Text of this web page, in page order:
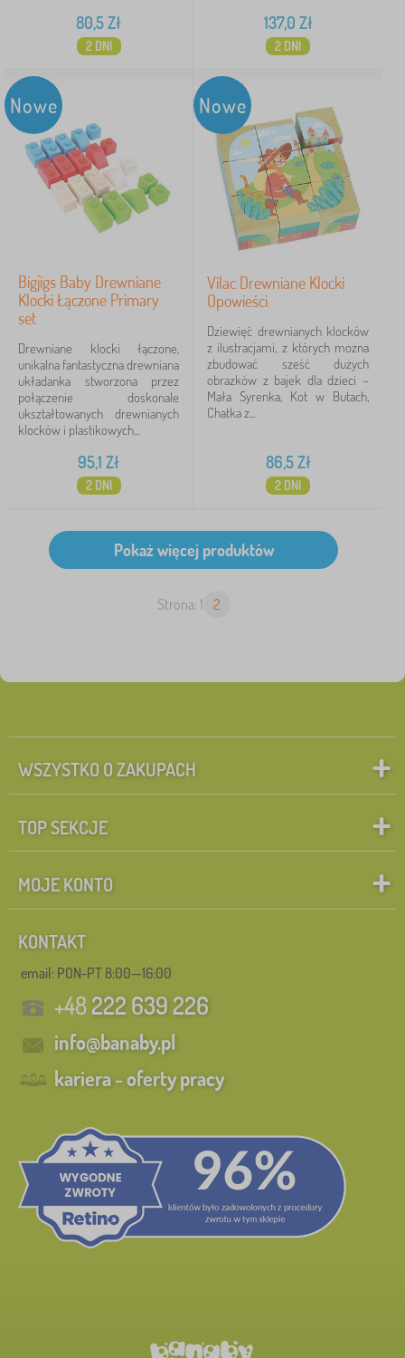
80,5Zł
2 DNI
137,0 Zł
2 DNI
Nowe
Bigjigs Baby Drewniane
Klocki Łączone Primary
set
Drewniane klocki łączone,
unikalna fantastyczna drewniana
układanka stworzona przez
połączenie doskonale
ukształtowanych drewnianych
klocków i plastikowych...
95,1 Zł
2 DNI
Nowe
Vilac Drewniane Klocki
Opowieści
Dziewięć drewnianych klocków
z ilustracjami, z których można
zbudować sześć dużych
obrazków z bajek dla dzieci –
Mała Syrenka, Kot w Butach,
Chatka z...
86,5Zł
2 DNI
Strona: 1 2
WSZYSTKO O ZAKUPACH
TOP SEKCJE
MOJE KONTO
KONTAKT
email: PON-PT 8:00—16:00
+48222 639 226
info@banaby.pl
kariera - oferty pracy